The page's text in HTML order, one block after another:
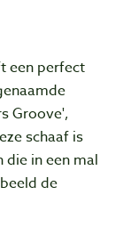
een perfect
Groove',
schaaf is
in een mal
de